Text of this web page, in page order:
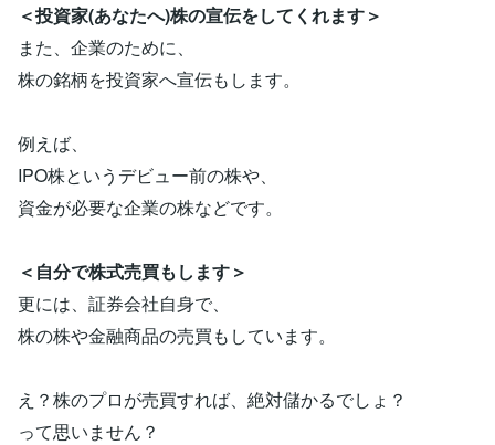
＜投資家(あなたへ)株の宣伝をしてくれます＞
また、企業のために、
株の銘柄を投資家へ宣伝もします。
例えば、
IPO株というデビュー前の株や、
資金が必要な企業の株などです。
＜自分で株式売買もします＞
更には、証券会社自身で、
株の株や金融商品の売買もしています。
え？株のプロが売買すれば、絶対儲かるでしょ？
って思いません？